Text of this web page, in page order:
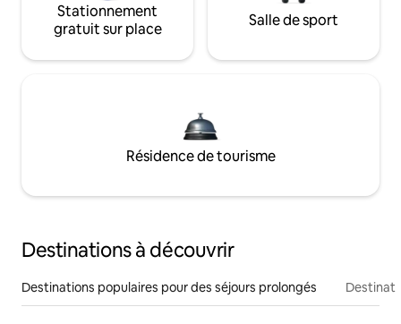
Stationnement
gratuit sur place
Salle de sport
Résidence de tourisme
Destinations à découvrir
Destinations populaires pour des séjours prolongés